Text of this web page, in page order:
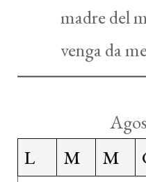
madre del
venga da
L
M M